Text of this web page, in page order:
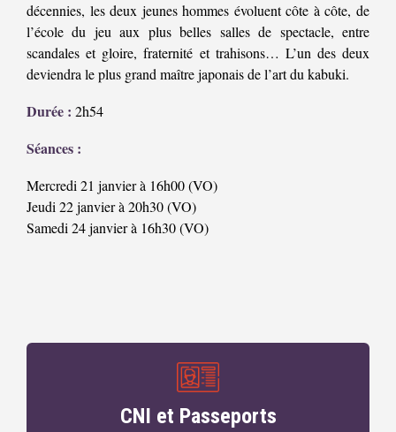
décennies, les deux jeunes hommes évoluent côte à côte, de
l’école du jeu aux plus belles salles de spectacle, entre
scandales et gloire, fraternité et trahisons… L’un des deux
deviendra le plus grand maître japonais de l’art du kabuki.
Durée : 2h54
Séances :
Mercredi 21 janvier à 16h00 (VO)
Jeudi 22 janvier à 20h30 (VO)
Samedi 24 janvier à 16h30 (VO)
CNI et Passeports